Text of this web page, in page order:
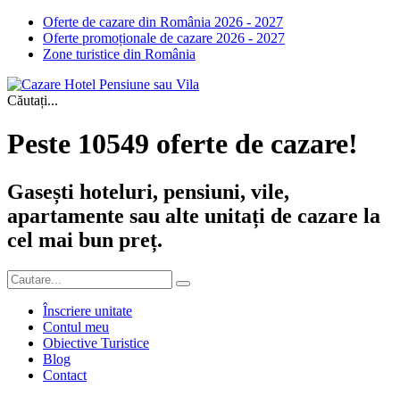
Oferte de cazare din România 2026 - 2027
Oferte promoționale de cazare 2026 - 2027
Zone turistice din România
Căutați...
Peste 10549 oferte de cazare!
Gasești hoteluri, pensiuni, vile,
apartamente sau alte unitați de cazare la
cel mai bun preț.
Înscriere unitate
Contul meu
Obiective Turistice
Blog
Contact